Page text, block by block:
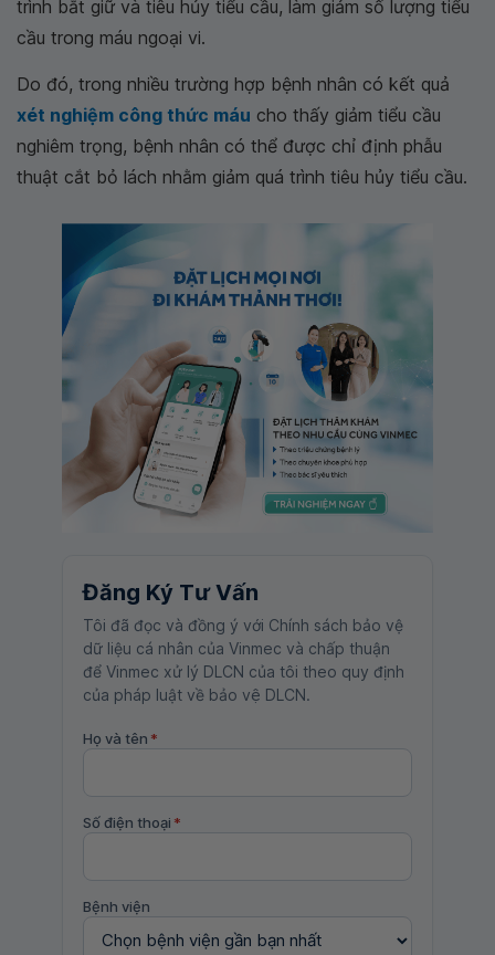
trình bắt giữ và tiêu hủy tiểu cầu, làm giảm số lượng tiểu
cầu trong máu ngoại vi.
Do đó, trong nhiều trường hợp bệnh nhân có kết quả
xét nghiệm công thức máu cho thấy giảm tiểu cầu
nghiêm trọng, bệnh nhân có thể được chỉ định phẫu
thuật cắt bỏ lách nhằm giảm quá trình tiêu hủy tiểu cầu.
Đăng Ký Tư Vấn
Tôi đã đọc và đồng ý với Chính sách bảo vệ
dữ liệu cá nhân của Vinmec và chấp thuận
để Vinmec xử lý DLCN của tôi theo quy định
của pháp luật về bảo vệ DLCN.
Họ và tên *
Số điện thoại *
Bệnh viện